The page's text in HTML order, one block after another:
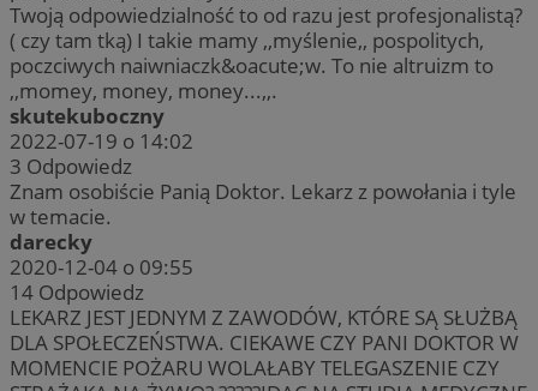
Twoją odpowiedzialność to od razu jest profesjonalistą?
( czy tam tką) I takie mamy ,,myślenie,, pospolitych,
poczciwych naiwniaczk&oacute;w. To nie altruizm to
,,momey, money, money...,,.
skutekuboczny
2022-07-19 o 14:02
3 Odpowiedz
Znam osobiście Panią Doktor. Lekarz z powołania i tyle
w temacie.
darecky
2020-12-04 o 09:55
14 Odpowiedz
LEKARZ JEST JEDNYM Z ZAWODÓW, KTÓRE SĄ SŁUŻBĄ
DLA SPOŁECZEŃSTWA. CIEKAWE CZY PANI DOKTOR W
MOMENCIE POŻARU WOLAŁABY TELEGASZENIE CZY